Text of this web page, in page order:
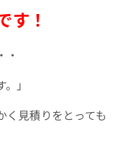
す！
・
」
く見積りをとっても